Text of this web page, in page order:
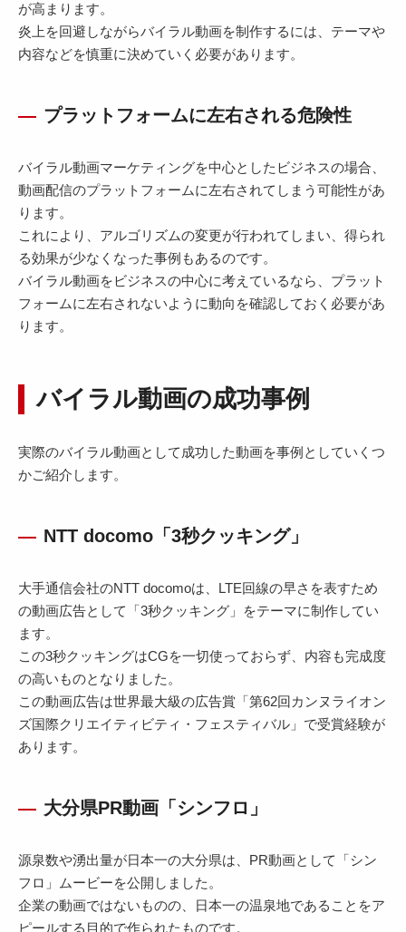
が高まります。
炎上を回避しながらバイラル動画を制作するには、テーマや
内容などを慎重に決めていく必要があります。
プラットフォームに左右される危険性
バイラル動画マーケティングを中心としたビジネスの場合、
動画配信のプラットフォームに左右されてしまう可能性があ
ります。
これにより、アルゴリズムの変更が行われてしまい、得られ
る効果が少なくなった事例もあるのです。
バイラル動画をビジネスの中心に考えているなら、プラット
フォームに左右されないように動向を確認しておく必要があ
ります。
バイラル動画の成功事例
実際のバイラル動画として成功した動画を事例としていくつ
かご紹介します。
NTT docomo「3秒クッキング」
大手通信会社のNTT docomoは、LTE回線の早さを表すため
の動画広告として「3秒クッキング」をテーマに制作してい
ます。
この3秒クッキングはCGを一切使っておらず、内容も完成度
の高いものとなりました。
この動画広告は世界最大級の広告賞「第62回カンヌライオン
ズ国際クリエイティビティ・フェスティバル」で受賞経験が
あります。
大分県PR動画「シンフロ」
源泉数や湧出量が日本一の大分県は、PR動画として「シン
フロ」ムービーを公開しました。
企業の動画ではないものの、日本一の温泉地であることをア
ピールする目的で作られたものです。